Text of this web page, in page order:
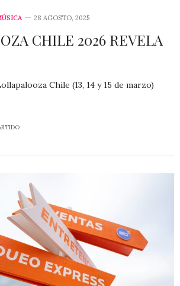
28 AGOSTO, 2025
CHILE 2026 REVELA
Chile (13, 14 y 15 de marzo)